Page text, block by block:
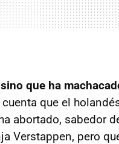
que ha
que el
abortado, sabedor
Verstappen, pero